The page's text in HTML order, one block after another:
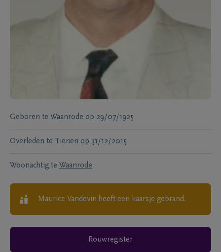
Geboren te Waanrode op 29/07/1925
Overleden te Tienen op 31/12/2015
Woonachtig te Waanrode
Maurice Vandevin heeft een kaarsje gebrand.
Rouwregister